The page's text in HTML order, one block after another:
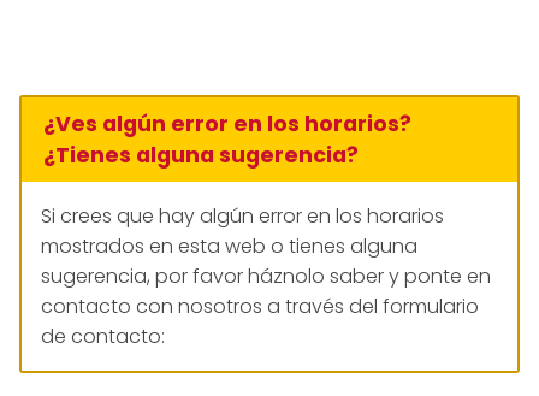
¿Ves algún error en los horarios?
¿Tienes alguna sugerencia?
Si crees que hay algún error en los horarios
mostrados en esta web o tienes alguna
sugerencia, por favor háznolo saber y ponte en
contacto con nosotros a través del formulario
de contacto: